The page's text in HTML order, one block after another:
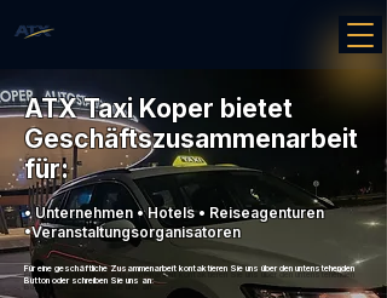
ATX Taxi Koper bietet
Geschäftszusammenarbeit
für:
• Unternehmen • Hotels • Reiseagenturen
•Veranstaltungsorganisatoren
Für eine geschäftliche Zusammenarbeit kontaktieren Sie uns über den untenstehenden
Button oder schreiben Sie uns an: